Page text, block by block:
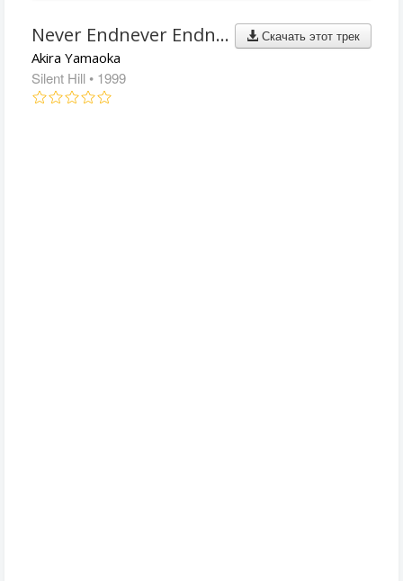
Скачать этот трек
Never Endnever Endnever End
Akira Yamaoka
Silent Hill • 1999